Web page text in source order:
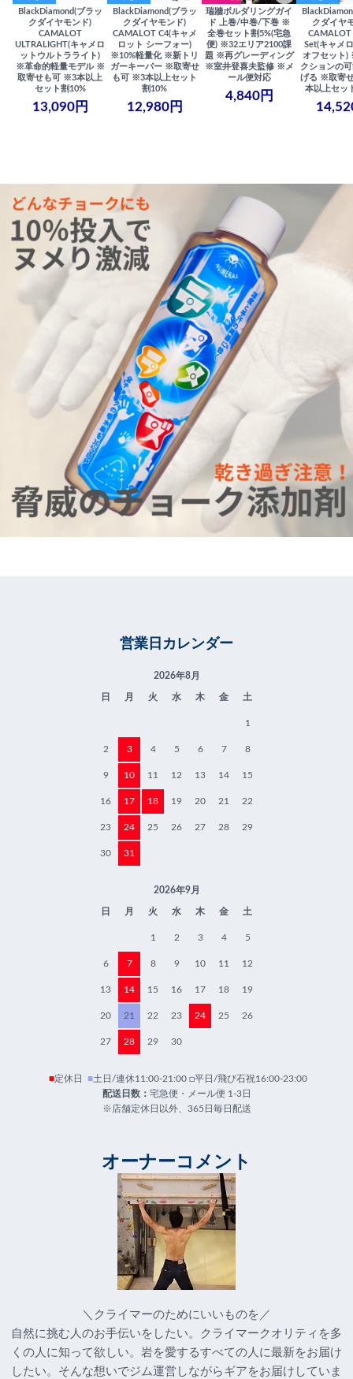
BlackDiamond(ブラッ
クダイヤモンド)
CAMALOT
ULTRALIGHT(キャメロ
ットウルトラライト)
※革命的軽量モデル ※
取寄せも可 ※3本以上
セット割10%
13,090円
BlackDiamond(ブラッ
クダイヤモンド)
CAMALOT C4(キャメ
ロット シーフォー)
※10%軽量化 ※新トリ
ガーキーパー ※取寄せ
も可 ※3本以上セット
割10%
12,980円
瑞牆ボルダリングガイ
ド 上巻/中巻/下巻 ※
全巻セット割5%(宅急
便) ※32エリア2100課
題 ※再グレーディング
※室井登喜夫監修 ※メ
ール便対応
4,840円
クダイヤ
Set(キャメ
オフセット)
クションの
げる ※取寄
本以上セッ
営業日カレンダー
2026年8月
日 月 火 水 木 金 土
1
2 3 4 5 6 7 8
9 10 11 12 13 14 15
16 17 18 19 20 21 22
23 24 25 26 27 28 29
30 31
2026年9月
日 月 火 水 木 金 土
1 2 3 4 5
6 7 8 9 10 11 12
13 14 15 16 17 18 19
20 21 22 23 24 25 26
27 28 29 30
■定休日 ■土日/連休11:00-21:00 □平日/飛び石祝16:00-23:00
配送日数： 宅急便・メール便 1-3日
※店舗定休日以外、365日毎日配送
オーナーコメント
＼クライマーのためにいいものを／
自然に挑む人のお手伝いをしたい。クライマークオリティを多
くの人に知って欲しい。岩を愛するすべての人に最新をお届け
したい。そんな想いでジム運営しながらギアをお届けしていま